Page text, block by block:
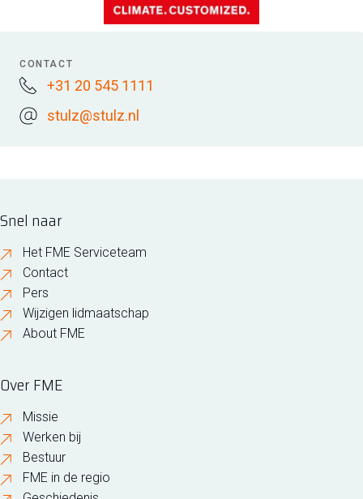
CONTACT
+31 20 545 1111
stulz@stulz.nl
Snel naar
Het FME Serviceteam
Contact
Pers
Wijzigen lidmaatschap
About FME
Over FME
Missie
Werken bij
Bestuur
FME in de regio